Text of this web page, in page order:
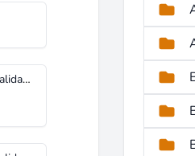
Creo que es un poco aventurado calificar la descarga que uno hace sin haber visto la calidad de la información que esta contiene, si vamos a calificar solamente por la información que aparece como titulo de la misma pienso que estaremos cometiendo un grave error, lo ideal a mi modo de ver sería calificar después de haber visto la utilidad de la misma. Espero se tome en cuenta esto al ver la calificación del aporte.